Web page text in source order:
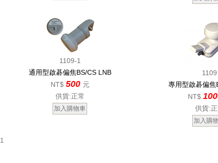
1109-1
通用型啟碁偏焦BS/CS LNB
NT$ 500 元
供貨:正常
1109
專用型啟碁偏焦
NT$
供貨:
1